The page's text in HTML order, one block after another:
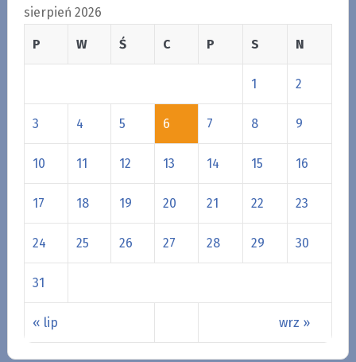
sierpień 2026
P W Ś C P S N
« lip wrz »
1 2
3 4 5 6 7 8 9
10 11 12 13 14 15 16
17 18 19 20 21 22 23
24 25 26 27 28 29 30
31